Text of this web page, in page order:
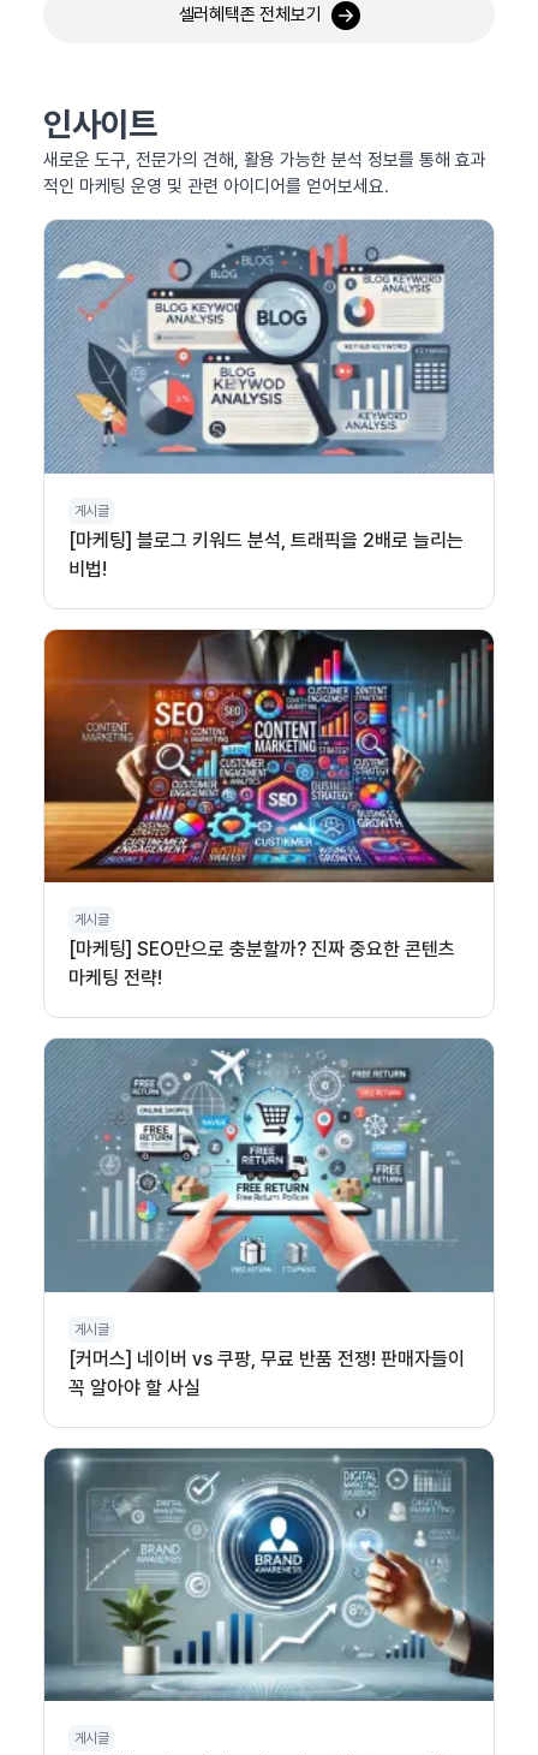
셀러혜택존 전체보기
인사이트
새로운 도구, 전문가의 견해, 활용 가능한 분석 정보를 통해 효과
적인 마케팅 운영 및 관련 아이디어를 얻어보세요.
게시글
[마케팅] 블로그 키워드 분석, 트래픽을 2배로 늘리는
비법!
게시글
[마케팅] SEO만으로 충분할까? 진짜 중요한 콘텐츠
마케팅 전략!
게시글
[커머스] 네이버 vs 쿠팡, 무료 반품 전쟁! 판매자들이
꼭 알아야 할 사실
게시글